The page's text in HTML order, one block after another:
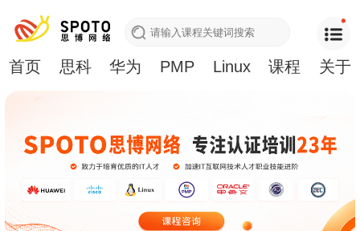
首页 思科 华为 PMP Linux 课程 关于